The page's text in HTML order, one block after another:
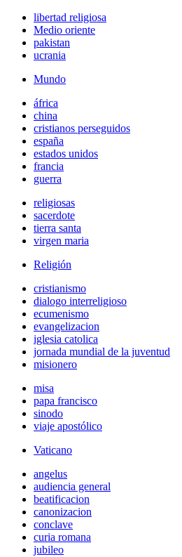
libertad religiosa
Medio oriente
pakistan
ucrania
Mundo
áfrica
china
cristianos perseguidos
españa
estados unidos
francia
guerra
religiosas
sacerdote
tierra santa
virgen maria
Religión
cristianismo
dialogo interreligioso
ecumenismo
evangelizacion
iglesia catolica
jornada mundial de la juventud
misionero
misa
papa francisco
sinodo
viaje apostólico
Vaticano
angelus
audiencia general
beatificacion
canonizacion
conclave
curia romana
jubileo